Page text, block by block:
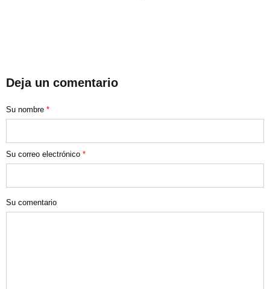
Deja un comentario
Su nombre *
Su correo electrónico *
Su comentario